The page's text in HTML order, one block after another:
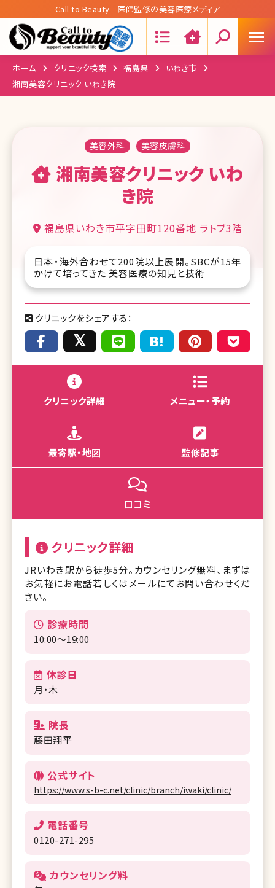
Call to Beauty - 医師監修の美容医療メディア
ホーム クリニック検索 福島県
いわき市
湘南美容クリニック いわき院
美容外科 美容皮膚科
湘南美容クリニック いわ
き院
福島県いわき市平字田町120番地 ラトブ3階
日本・海外合わせて200院以上展開。SBCが15年
かけて培ってきた 美容医療の知見と技術
クリニックをシェアする：
クリニック詳細 メニュー・予約
最寄駅・地図 監修記事
口コミ
クリニック詳細
JRいわき駅から徒歩5分。カウンセリング無料、まずは
お気軽にお電話若しくはメールにてお問い合わせくだ
さい。
診療時間
10:00～19:00
休診日
月・木
院長
藤田翔平
公式サイト
https://www.s-b-c.net/clinic/branch/iwaki/clinic/
電話番号
0120-271-295
カウンセリング料